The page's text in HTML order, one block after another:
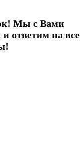
Мы с Вами
ответим на все